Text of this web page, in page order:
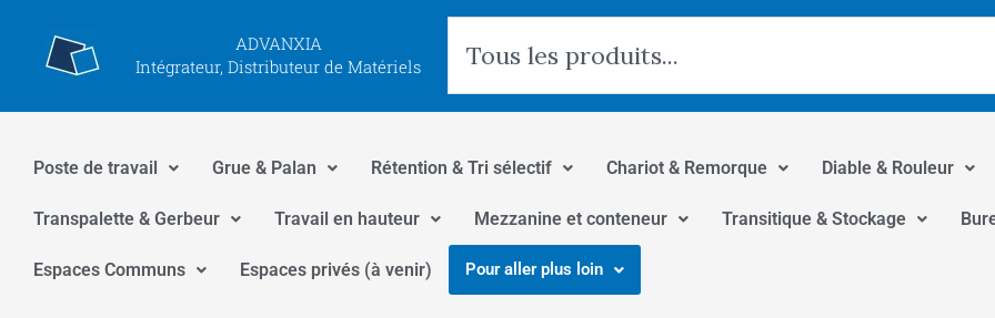
contenu
ADVANXIA
Intégrateur, Distributeur de Matériels
Poste de travail Grue & Palan Rétention & Tri sélectif Chariot & Remorque Diable & Rouleur
Transpalette & Gerbeur Travail en hauteur Mezzanine et conteneur Transitique & Stockage
Espaces Communs Espaces privés (à venir) Pour aller plus loin